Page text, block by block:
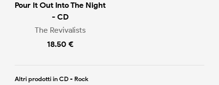
Pour It Out Into The Night
- CD
The Revivalists
18.50 €
Altri prodotti in CD - Rock